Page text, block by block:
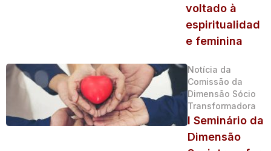
voltado à
espiritualidad
e feminina
Notícia da
Comissão da
Dimensão Sócio
Transformadora
I Seminário da
Dimensão